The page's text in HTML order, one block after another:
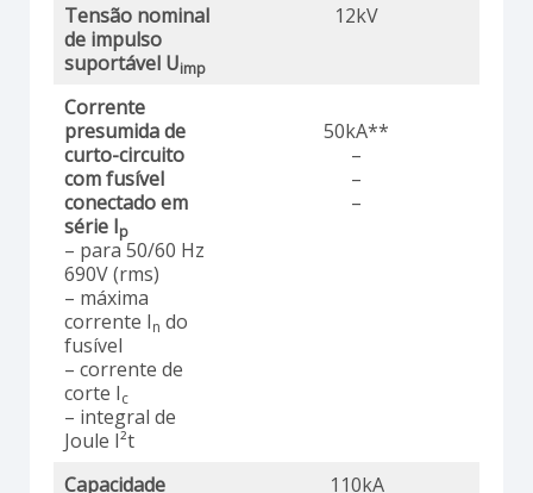
Tensão nominal
de impulso
suportável Uimp
12kV
Corrente
presumida de
curto-circuito
com fusível
conectado em
série Ip
– para 50/60 Hz
690V (rms)
– máxima
corrente In do
fusível
– corrente de
corte Ic
– integral de
Joule I²t
50kA**
–
–
–
Capacidade
110kA